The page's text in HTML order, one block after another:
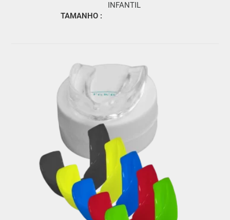
TAMANHO
INFANTIL